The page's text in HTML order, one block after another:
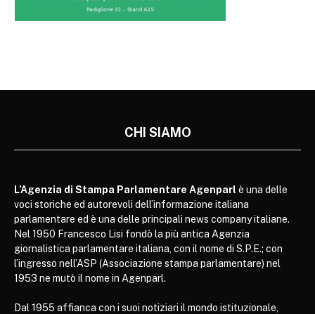
CHI SIAMO
L’Agenzia di Stampa Parlamentare Agenparl è una delle
voci storiche ed autorevoli dell’informazione italiana
parlamentare ed è una delle principali news company italiane.
Nel 1950 Francesco Lisi fondò la più antica Agenzia
giornalistica parlamentare italiana, con il nome di S.P.E.; con
l’ingresso nell’ASP (Associazione stampa parlamentare) nel
1953 ne mutò il nome in Agenparl.
Dal 1955 affianca con i suoi notiziari il mondo istituzionale,